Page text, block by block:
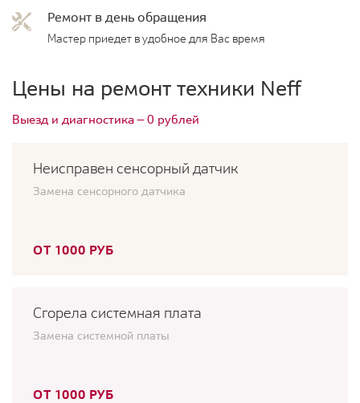
Ремонт в день обращения
Мастер приедет в удобное для Вас время
Цены на ремонт техники Neff
Выезд и диагностика — 0 рублей
Неисправен сенсорный датчик
Замена сенсорного датчика
ОТ 1000 РУБ
Сгорела системная плата
Замена системной платы
ОТ 1000 РУБ